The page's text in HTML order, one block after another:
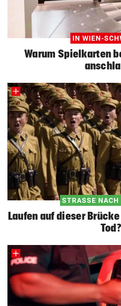
IN WIEN-
Warum Spielkarten
STRASSE NACH
Laufen auf dieser
Tod?